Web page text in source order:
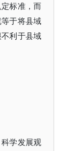
标准，而
于将县域
利于县域
学发展观